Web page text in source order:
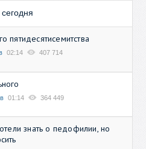
пятидесятисемитства
02:14 407 714
01:14 364 449
знать о педофилии, но